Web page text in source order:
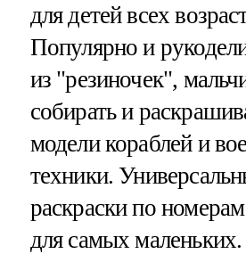
для детей всех
Популярно и
из "резиночек",
собирать и
модели кораблей и
техники.
раскраски по
для самых